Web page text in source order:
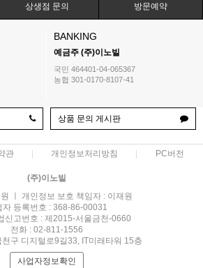
상생점 문의 방문예약
BANKING
예금주 (주)이노빌
국민 464401-04-065367
농협 301-0170-8107-41
상품 문의 게시판
관 개인정보처리방침 PC버전
(주)이노빌
ㅣ 개인정보 보호 책임자 : 이재원
자 등록번호 : 368-86-00031
신고번호 : 제2015-서울금천-0660
전화 : 02-811-1556
천구 디지털로9길33, IT미래타워 15층
사업자정보확인